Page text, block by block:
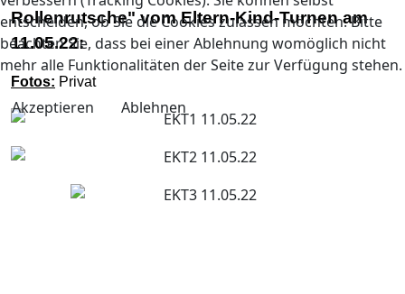
Rollenrutsche" vom Eltern-Kind-Turnen am
11.05.22:
Fotos: Privat
entscheiden, ob Sie die Cookies zulassen möchten. Bitte
beachten Sie, dass bei einer Ablehnung womöglich nicht
mehr alle Funktionalitäten der Seite zur Verfügung stehen.
Akzeptieren Ablehnen